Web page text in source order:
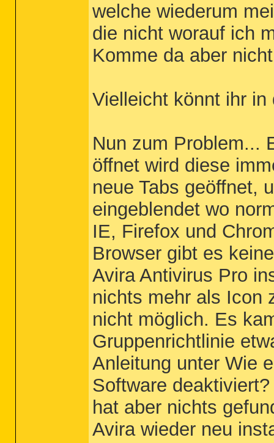
welche wiederum
die nicht worauf ich
Komme da aber
Vielleicht könnt ihr
Nun zum Problem...
öffnet wird diese
neue Tabs geöffnet,
eingeblendet wo
IE, Firefox und
Browser gibt es
Avira Antivirus Pro
nichts mehr als Icon
nicht möglich. Es
Gruppenrichtlinie
Anleitung unter Wie
Software
hat aber nichts
Avira wieder neu